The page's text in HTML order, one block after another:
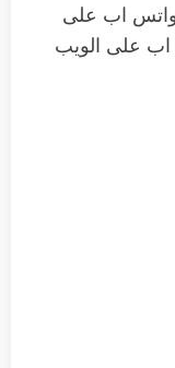
اب على
اب على الويب